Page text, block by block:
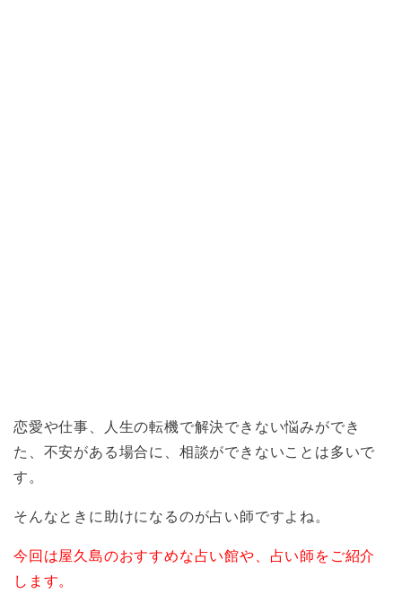
恋愛や仕事、人生の転機で解決できない悩みができ
た、不安がある場合に、相談ができないことは多いで
す。
そんなときに助けになるのが占い師ですよね。
今回は屋久島のおすすめな占い館や、占い師をご紹介
します。